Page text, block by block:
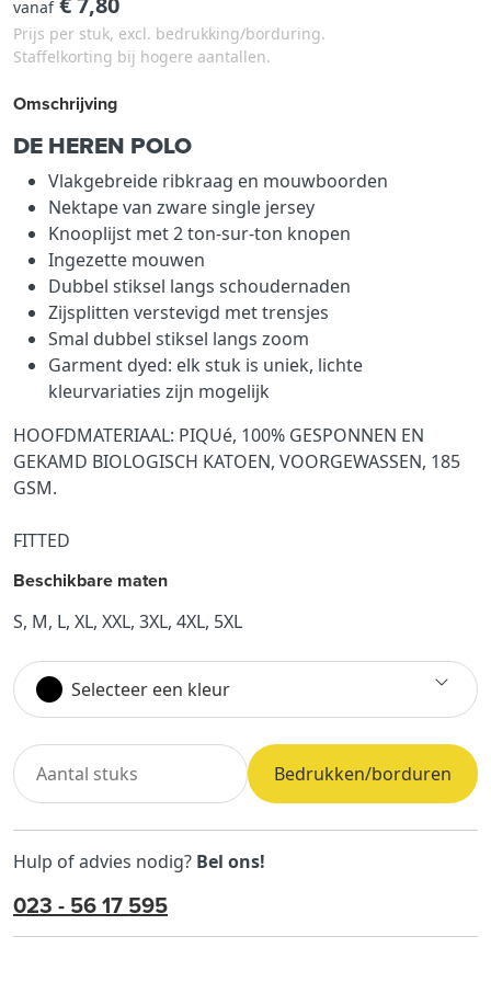
vanaf
Prijs per stuk, excl. bedrukking/borduring.
Staffelkorting bij hogere aantallen.
Omschrijving
DE HEREN POLO
Vlakgebreide ribkraag en mouwboorden
Nektape van zware single jersey
Knooplijst met 2 ton-sur-ton knopen
Ingezette mouwen
Dubbel stiksel langs schoudernaden
Zijsplitten verstevigd met trensjes
Smal dubbel stiksel langs zoom
Garment dyed: elk stuk is uniek, lichte
kleurvariaties zijn mogelijk
HOOFDMATERIAAL: PIQUé, 100% GESPONNEN EN
GEKAMD BIOLOGISCH KATOEN, VOORGEWASSEN, 185
GSM.
FITTED
Beschikbare maten
S, M, L, XL, XXL, 3XL, 4XL, 5XL
Selecteer een kleur
Bedrukken/borduren
Hulp of advies nodig? Bel ons!
023 - 56 17 595